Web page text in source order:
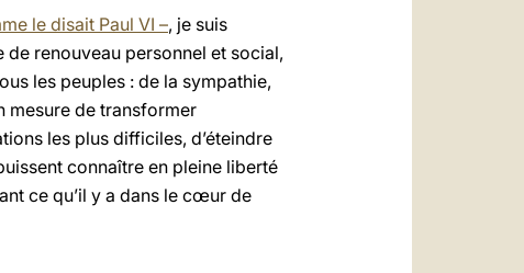
le disait Paul VI –, je suis
renouveau personnel et social,
les peuples : de la sympathie,
mesure de transformer
les plus difficiles, d’éteindre
connaître en pleine liberté
ce qu’il y a dans le cœur de